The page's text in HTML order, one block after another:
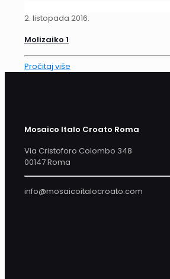
2. listopada 2016.
Molizaiko 1
Pročitaj više
Mosaico Italo Croato Roma
Via Cristoforo Colombo 348
00147 Roma
info@mosaicoitalocroato.com